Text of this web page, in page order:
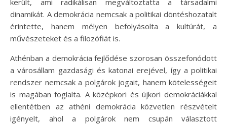
került, ami radikálisan megváltoztatta a társadalmi
dinamikát. A demokrácia nemcsak a politikai döntéshozatalt
érintette, hanem mélyen befolyásolta a kultúrát, a
művészeteket és a filozófiát is.
Athénban a demokrácia fejlődése szorosan összefonódott
a városállam gazdasági és katonai erejével, így a politikai
rendszer nemcsak a polgárok jogait, hanem kötelességeit
is magában foglalta. A középkori és újkori demokráciákkal
ellentétben az athéni demokrácia közvetlen részvételt
igényelt, ahol a polgárok nem csupán választott